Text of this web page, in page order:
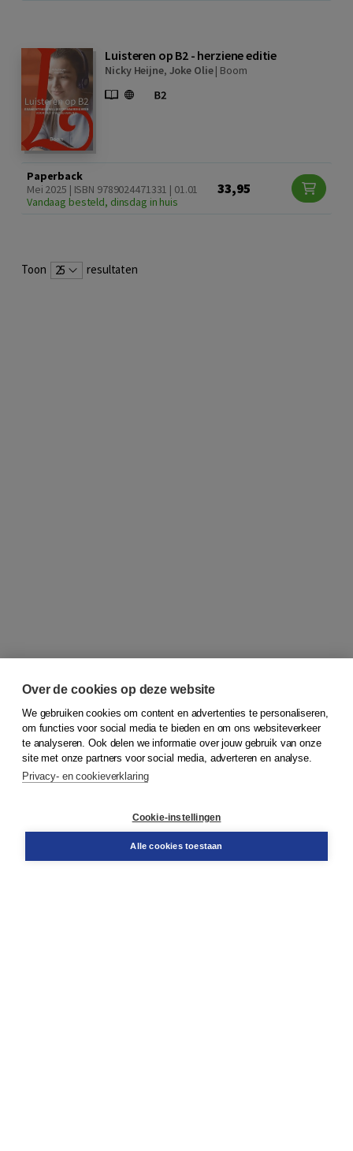
Luisteren op B2 - herziene editie
Nicky Heijne, Joke Olie| Boom
Paperback
Mei 2025 | ISBN 9789024471331 | 01.01
Vandaag besteld, dinsdag in huis
33,95
Toon 25 resultaten
© 2026Koninklijke Boom uitgevers
Bestellen
Over de cookies op deze website
We gebruiken cookies om content en advertenties te personaliseren,
om functies voor social media te bieden en om ons websiteverkeer
te analyseren. Ook delen we informatie over jouw gebruik van onze
site met onze partners voor social media, adverteren en analyse.
Privacy- en cookieverklaring
Cookie-instellingen
Alle cookies toestaan